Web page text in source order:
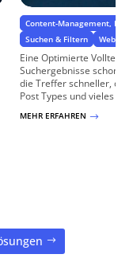
Content-Management,
Suchen & Filtern
Eine Optimierte
Suchergebnisse schon
die Treffer schneller,
Post Types und vieles ...
MEHR ERFAHREN $